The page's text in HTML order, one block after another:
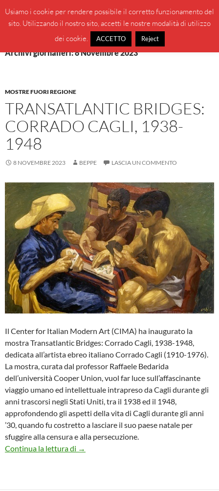
contenuto
BeppeBlog
MENU
Archivi giornalieri: 8 Novembre 2023
MOSTRE FUORI REGIONE
TRANSATLANTIC BRIDGES:
CORRADO CAGLI, 1938-
1948
8 NOVEMBRE 2023 BEPPE LASCIA UN COMMENTO
Il Center for Italian Modern Art (CIMA) ha inaugurato la
mostra Transatlantic Bridges: Corrado Cagli, 1938-1948,
dedicata all’artista ebreo italiano Corrado Cagli (1910-1976).
La mostra, curata dal professor Raffaele Bedarida
dell’università Cooper Union, vuol far luce sull’affascinante
viaggio umano ed intellettuale intrapreso da Cagli durante gli
anni trascorsi negli Stati Uniti, tra il 1938 ed il 1948,
approfondendo gli aspetti della vita di Cagli durante gli anni
’30, quando fu costretto a lasciare il suo paese natale per
sfuggire alla censura e alla persecuzione.
Continua la lettura di
TRANSATLANTIC BRIDGES:
→
Usiamo i cookie per rendere possibile il corretto funzionamento del
sito. Utilizzando il nostro sito, accetti le nostre modalità di utilizzo
dei cookie.
ACCETTO Reject